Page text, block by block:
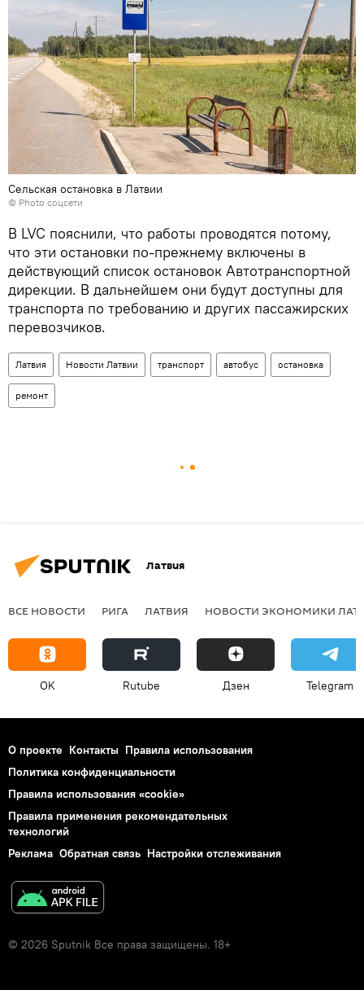
Сельская остановка в Латвии
© Photo соцсети
В LVC пояснили, что работы проводятся потому,
что эти остановки по-прежнему включены в
действующий список остановок Автотранспортной
дирекции. В дальнейшем они будут доступны для
транспорта по требованию и других пассажирских
перевозчиков.
Латвия Новости Латвии транспорт автобус остановка
ремонт
Латвия
ВСЕ НОВОСТИ РИГА ЛАТВИЯ НОВОСТИ ЭКОНОМИКИ
OK Rutube Дзен Telegram
О проекте Контакты Правила использования
Политика конфиденциальности
Правила использования «cookie»
Правила применения рекомендательных
технологий
Реклама Обратная связь Настройки отслеживания
© 2026 Sputnik Все права защищены. 18+